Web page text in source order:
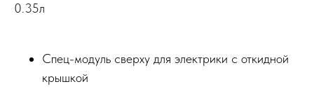
0.35л
Спец-модуль сверху для электрики с откидной
крышкой